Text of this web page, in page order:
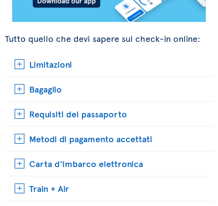
Tutto quello che devi sapere sul check-in online:
Limitazioni
Bagaglio
Requisiti del passaporto
Metodi di pagamento accettati
Carta d'imbarco elettronica
Train + Air